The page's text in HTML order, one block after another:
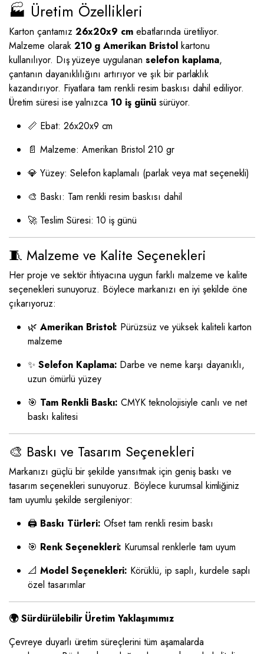
🏭 Üretim Özellikleri
Karton çantamız 26x20x9 cm ebatlarında üretiliyor.
Malzeme olarak 210 g Amerikan Bristolkartonu
kullanılıyor. Dış yüzeye uygulanan selefon kaplama,
çantanın dayanıklılığını artırıyor ve şık bir parlaklık
kazandırıyor. Fiyatlara tam renkli resim baskısı dahil ediliyor.
Üretim süresi ise yalnızca 10 iş günüsürüyor.
📏 Ebat: 26x20x9 cm
📄 Malzeme: Amerikan Bristol 210 gr
💎 Yüzey: Selefon kaplamalı (parlak veya mat seçenekli)
🎨 Baskı: Tam renkli resim baskısı dahil
🚀 Teslim Süresi: 10 iş günü
🧵 Malzeme ve Kalite Seçenekleri
Her proje ve sektör ihtiyacına uygun farklı malzeme ve kalite
seçenekleri sunuyoruz. Böylece markanızı en iyi şekilde öne
çıkarıyoruz:
🌿 Amerikan Bristol: Pürüzsüz ve yüksek kaliteli karton
malzeme
✨ Selefon Kaplama: Darbe ve neme karşı dayanıklı,
uzun ömürlü yüzey
🎯 Tam Renkli Baskı: CMYK teknolojisiyle canlı ve net
baskı kalitesi
🎨 Baskı ve Tasarım Seçenekleri
Markanızı güçlü bir şekilde yansıtmak için geniş baskı ve
tasarım seçenekleri sunuyoruz. Böylece kurumsal kimliğiniz
tam uyumlu şekilde sergileniyor:
🖨️ Baskı Türleri: Ofset tam renkli resim baskı
🎯 Renk Seçenekleri: Kurumsal renklerle tam uyum
📐 Model Seçenekleri: Körüklü, ip saplı, kurdele saplı
özel tasarımlar
🌍 Sürdürülebilir Üretim Yaklaşımımız
Çevreye duyarlı üretim süreçlerini tüm aşamalarda